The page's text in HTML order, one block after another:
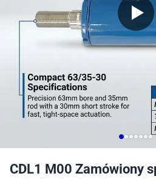
CDL1 M00 Zamówiony